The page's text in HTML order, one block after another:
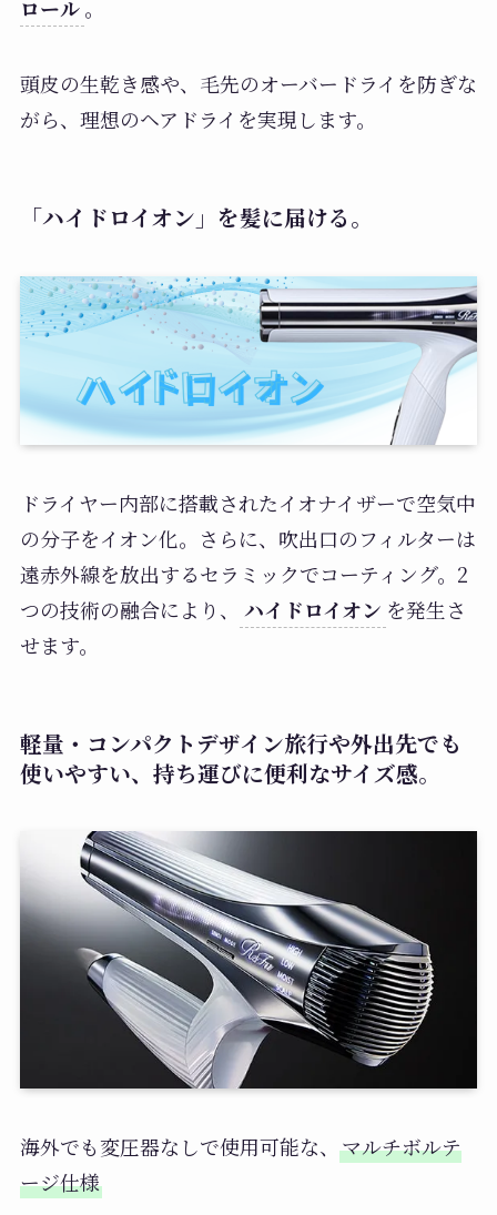
ロール。
頭皮の生乾き感や、毛先のオーバードライを防ぎな
がら、理想のヘアドライを実現します。
「ハイドロイオン」を髪に届ける。
ドライヤー内部に搭載されたイオナイザーで空気中
の分子をイオン化。さらに、吹出口のフィルターは
遠赤外線を放出するセラミックでコーティング。2
つの技術の融合により、
ハイドロイオン を発生さ
せます。
軽量・コンパクトデザイン旅行や外出先でも
使いやすい、持ち運びに便利なサイズ感。
海外でも変圧器なしで使用可能な、 マルチボルテ
ージ仕様